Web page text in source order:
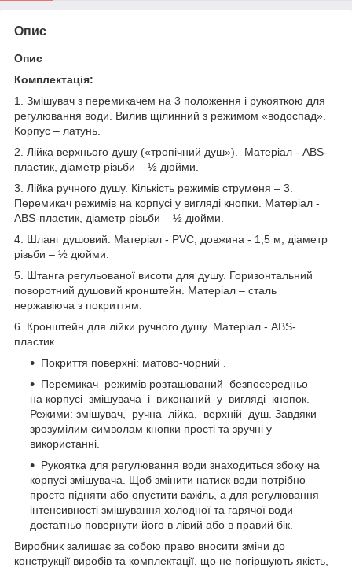
Опис
Опис
Комплектація:
1. Змішувач з перемикачем на 3 положення і рукояткою для
регулювання води. Вилив щілинний з режимом «водоспад».
Корпус – латунь.
2. Лійка верхнього душу («тропічний душ»). Матеріал - ABS-
пластик, діаметр різьби – ½ дюйми.
3. Лійка ручного душу. Кількість режимів струменя – 3.
Перемикач режимів на корпусі у вигляді кнопки. Матеріал -
ABS-пластик, діаметр різьби – ½ дюйми.
4. Шланг душовий. Матеріал - PVC, довжина - 1,5 м, діаметр
різьби – ½ дюйми.
5. Штанга регульованої висоти для душу. Горизонтальний
поворотний душовий кронштейн. Матеріал – сталь
нержавіюча з покриттям.
6. Кронштейн для лійки ручного душу. Матеріал - ABS-
пластик.
Покриття поверхні: матово-чорний .
Перемикач режимів розташований безпосередньо
на корпусі змішувача і виконаний у вигляді кнопок.
Режими: змішувач, ручна лійка, верхній душ. Завдяки
зрозумілим символам кнопки прості та зручні у
використанні.
Рукоятка для регулювання води знаходиться збоку на
корпусі змішувача. Щоб змінити натиск води потрібно
просто підняти або опустити важіль, а для регулювання
інтенсивності змішування холодної та гарячої води
достатньо повернути його в лівий або в правий бік.
Виробник залишає за собою право вносити зміни до
конструкції виробів та комплектації, що не погіршують якість,